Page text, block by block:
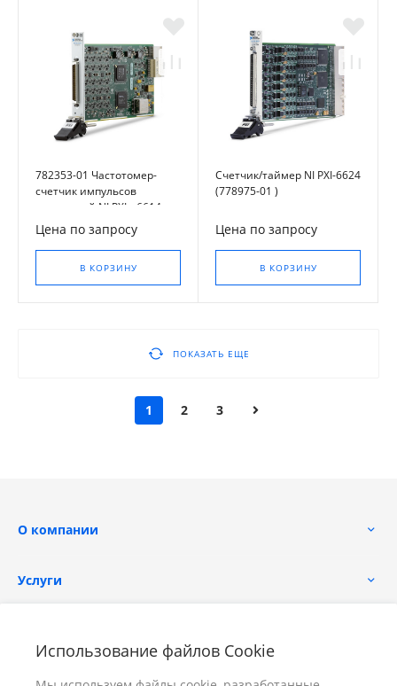
Использование файлов Cookie
782353-01 Частотомер-
счетчик импульсов
модульный NI PXIe-6614
Цена по запросу
В КОРЗИНУ
Счетчик/таймер NI PXI-6624
(778975-01 )
Цена по запросу
В КОРЗИНУ
ПОКАЗАТЬ ЕЩЕ
1 2 3
О компании
Услуги